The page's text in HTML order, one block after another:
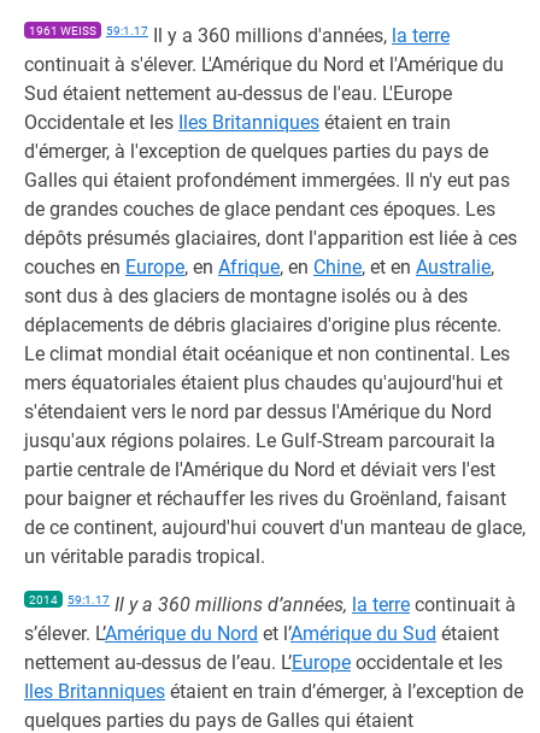
1961 WEISS 59:1.17 Il y a 360 millions d'années, la terre
continuait à s'élever. L'Amérique du Nord et l'Amérique du
Sud étaient nettement au-dessus de l'eau. L'Europe
Occidentale et les Iles Britanniques étaient en train
d'émerger, à l'exception de quelques parties du pays de
Galles qui étaient profondément immergées. Il n'y eut pas
de grandes couches de glace pendant ces époques. Les
dépôts présumés glaciaires, dont l'apparition est liée à ces
couches en Europe, en Afrique, en Chine, et en Australie,
sont dus à des glaciers de montagne isolés ou à des
déplacements de débris glaciaires d'origine plus récente.
Le climat mondial était océanique et non continental. Les
mers équatoriales étaient plus chaudes qu'aujourd'hui et
s'étendaient vers le nord par dessus l'Amérique du Nord
jusqu'aux régions polaires. Le Gulf-Stream parcourait la
partie centrale de l'Amérique du Nord et déviait vers l'est
pour baigner et réchauffer les rives du Groënland, faisant
de ce continent, aujourd'hui couvert d'un manteau de glace,
un véritable paradis tropical.
2014 59:1.17 Il y a 360 millions d’années, la terre continuait à
s’élever. L’Amérique du Nord et l’Amérique du Sud étaient
nettement au-dessus de l’eau. L’Europe occidentale et les
Iles Britanniques étaient en train d’émerger, à l’exception de
quelques parties du pays de Galles qui étaient